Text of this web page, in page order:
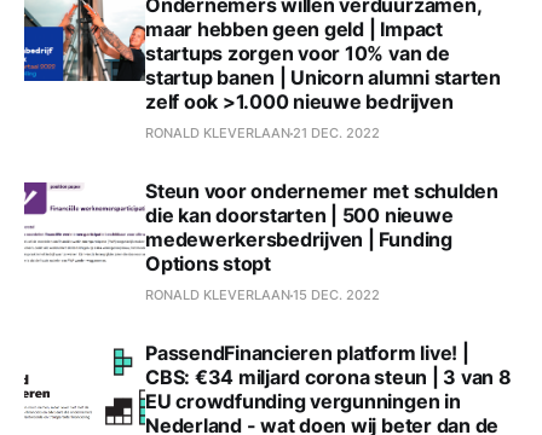
Ondernemers willen verduurzamen,
maar hebben geen geld | Impact
startups zorgen voor 10% van de
startup banen | Unicorn alumni starten
zelf ook >1.000 nieuwe bedrijven
RONALD KLEVERLAAN 21 DEC. 2022
Steun voor ondernemer met schulden
die kan doorstarten | 500 nieuwe
medewerkersbedrijven | Funding
Options stopt
RONALD KLEVERLAAN15 DEC. 2022
PassendFinancieren platform live! |
CBS: €34 miljard corona steun | 3 van 8
EU crowdfunding vergunningen in
Nederland - wat doen wij beter dan de